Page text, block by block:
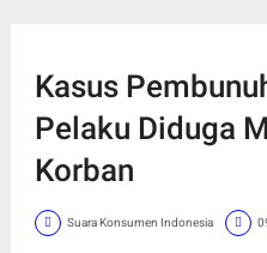
Kasus
Pelaku Diduga
Korban
Suara Konsumen Indonesia